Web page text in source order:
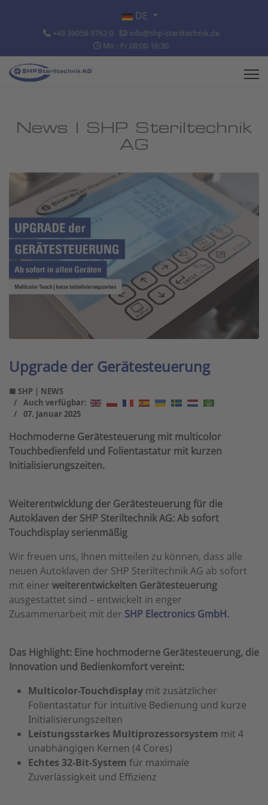
Sprache auswählen
DE
+49 39058-9762-0
info@shp-steriltechnik.de
Mo - Fr 08:00-16:30
News | SHP Steriltechnik
AG
Upgrade der Gerätesteuerung
■ SHP | NEWS
Auch verfügbar:
07. Januar 2025
Hochmoderne Gerätesteuerung mit multicolor
Touchbedienfeld und Folientastatur mit kurzen
Initialisierungszeiten.
Weiterentwicklung der Gerätesteuerung für die
Autoklaven der SHP Steriltechnik AG: Ab sofort
Touchdisplay serienmäßig
Wir freuen uns, Ihnen mitteilen zu können, dass alle
neuen Autoklaven der SHP Steriltechnik AG ab sofort
mit einer weiterentwickelten Gerätesteuerung
ausgestattet sind – entwickelt in enger
Zusammenarbeit mit der SHP Electronics GmbH.
Das Highlight: Eine hochmoderne Gerätesteuerung, die
Innovation und Bedienkomfort vereint:
Multicolor-Touchdisplay mit zusätzlicher
Folientastatur für intuitive Bedienung und kurze
Initialisierungszeiten
Leistungsstarkes Multiprozessorsystem mit 4
unabhängigen Kernen (4 Cores)
Echtes 32-Bit-System für maximale
Zuverlässigkeit und Effizienz